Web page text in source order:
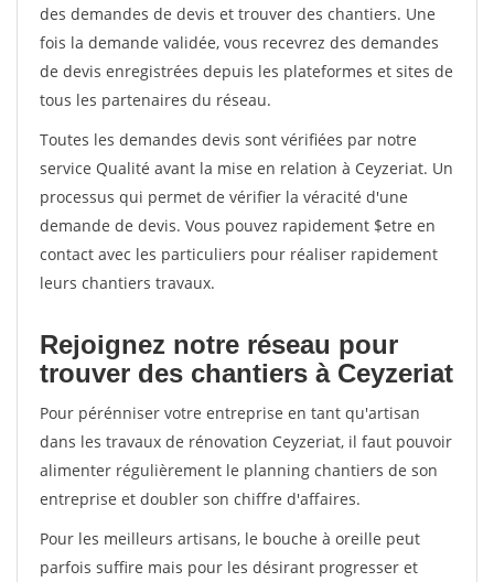
des demandes de devis et trouver des chantiers. Une
fois la demande validée, vous recevrez des demandes
de devis enregistrées depuis les plateformes et sites de
tous les partenaires du réseau.
Toutes les demandes devis sont vérifiées par notre
service Qualité avant la mise en relation à Ceyzeriat. Un
processus qui permet de vérifier la véracité d'une
demande de devis. Vous pouvez rapidement $etre en
contact avec les particuliers pour réaliser rapidement
leurs chantiers travaux.
Rejoignez notre réseau pour
trouver des chantiers à Ceyzeriat
Pour pérénniser votre entreprise en tant qu'artisan
dans les travaux de rénovation Ceyzeriat, il faut pouvoir
alimenter régulièrement le planning chantiers de son
entreprise et doubler son chiffre d'affaires.
Pour les meilleurs artisans, le bouche à oreille peut
parfois suffire mais pour les désirant progresser et